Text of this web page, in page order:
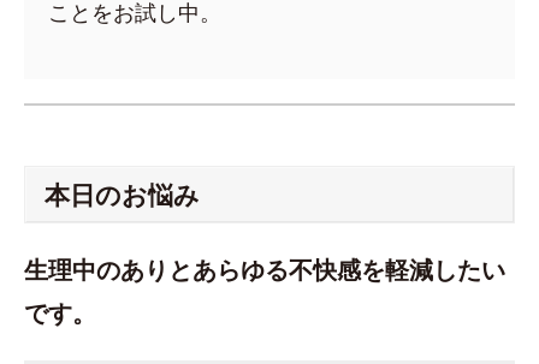
ことをお試し中。
本日のお悩み
生理中のありとあらゆる不快感を軽減したい
です。